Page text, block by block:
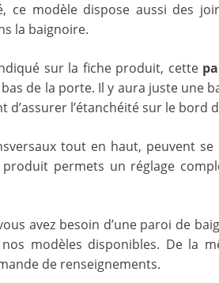
ce modèle dispose aussi des
la baignoire.
sur la fiche produit, cette
de la porte. Il y aura juste une
l’étanchéité sur le bord
tout en haut, peuvent
produit permets un réglage
avez besoin d’une paroi de
modèles disponibles. De la
de renseignements.